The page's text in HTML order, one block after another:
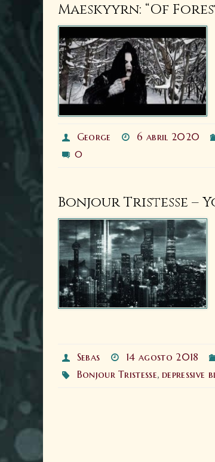
Maeskyyrn: “Of
George 6 abril 2020
0
Bonjour Tristesse –
Sebas 14 agosto 2018
Bonjour Tristesse,depressive